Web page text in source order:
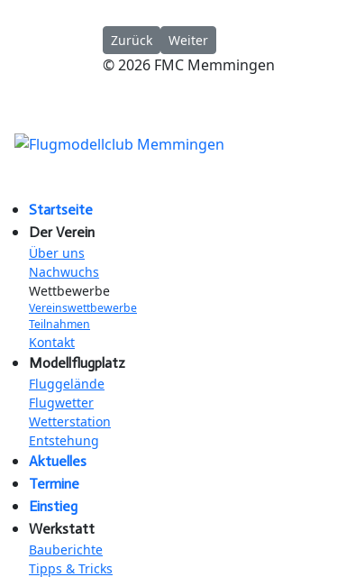
Vorheriger Beitrag: Rock it
Zurück Nächster Beitrag: Ju 87 Stuka
Weiter
© 2026 FMC Memmingen
Startseite
Der Verein
Über uns
Nachwuchs
Wettbewerbe
Vereinswettbewerbe
Teilnahmen
Kontakt
Modellflugplatz
Fluggelände
Flugwetter
Wetterstation
Entstehung
Aktuelles
Termine
Einstieg
Werkstatt
Bauberichte
Tipps & Tricks